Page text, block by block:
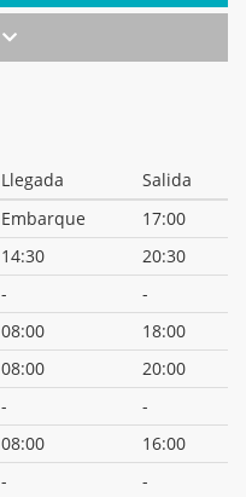
Llegada
Salida
Embarque
17:00
14:30
20:30
-
-
08:00
18:00
08:00
20:00
-
-
08:00
16:00
- -